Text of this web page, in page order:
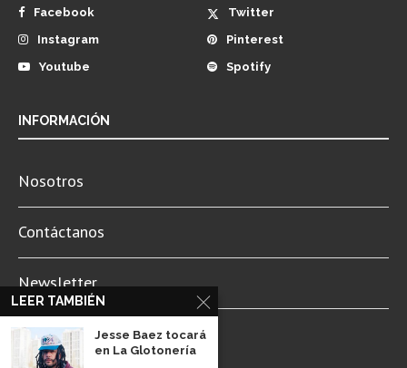
Facebook
Twitter
Instagram
Pinterest
Youtube
Spotify
INFORMACIÓN
Nosotros
Contáctanos
Newsletter
Aviso de Privacidad
LEER TAMBIÉN
Jesse Baez tocará
en La Glotonería